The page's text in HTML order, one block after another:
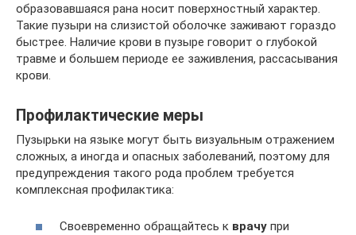
образовавшаяся рана носит поверхностный характер.
Такие пузыри на слизистой оболочке заживают гораздо
быстрее. Наличие крови в пузыре говорит о глубокой
травме и большем периоде ее заживления, рассасывания
крови.
Профилактические меры
Пузырьки на языке могут быть визуальным отражением
сложных, а иногда и опасных заболеваний, поэтому для
предупреждения такого рода проблем требуется
комплексная профилактика:
Своевременно обращайтесь к врачу при